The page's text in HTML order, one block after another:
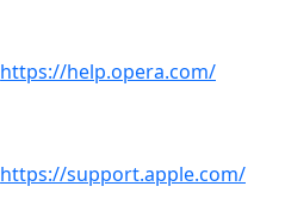
https://help.opera.com/
https://support.apple.com/